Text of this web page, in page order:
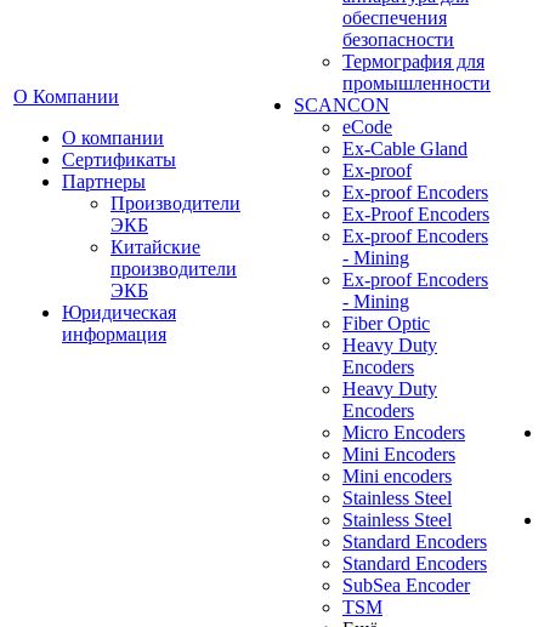
О Компании
О компании
Сертификаты
Партнеры
Производители
ЭКБ
Китайские
производители
ЭКБ
Юридическая
информация
обеспечения
безопасности
Термография для
промышленности
SCANCON
eCode
Ex-Cable Gland
Ex-proof
Ex-proof Encoders
Ex-Proof Encoders
Ex-proof Encoders
- Mining
Ex-proof Encoders
- Mining
Fiber Optic
Heavy Duty
Encoders
Heavy Duty
Encoders
Micro Encoders
Mini Encoders
Mini encoders
Stainless Steel
Stainless Steel
Standard Encoders
Standard Encoders
SubSea Encoder
TSM